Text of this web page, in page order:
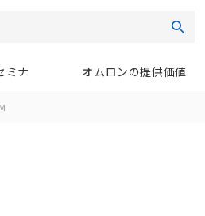
ミナ オムロンの提供価値